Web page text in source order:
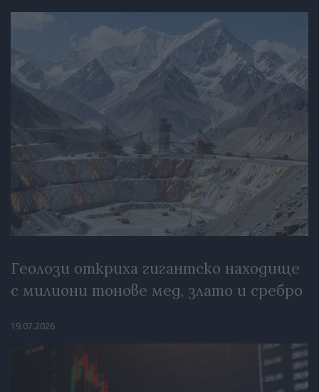
Геолози откриха гигантско находище
с милиони тонове мед, злато и сребро
19.07.2026